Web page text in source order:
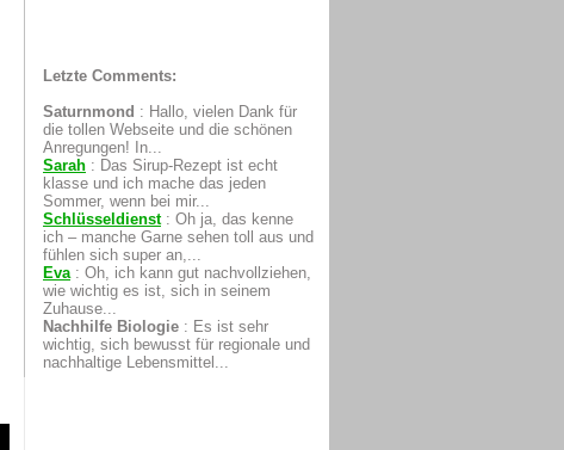
Letzte Comments:
Saturnmond : Hallo, vielen Dank für
die tollen Webseite und die schönen
Anregungen! In...
Sarah : Das Sirup-Rezept ist echt
klasse und ich mache das jeden
Sommer, wenn bei mir...
Schlüsseldienst : Oh ja, das kenne
ich – manche Garne sehen toll aus und
fühlen sich super an,...
Eva : Oh, ich kann gut nachvollziehen,
wie wichtig es ist, sich in seinem
Zuhause...
Nachhilfe Biologie : Es ist sehr
wichtig, sich bewusst für regionale und
nachhaltige Lebensmittel...